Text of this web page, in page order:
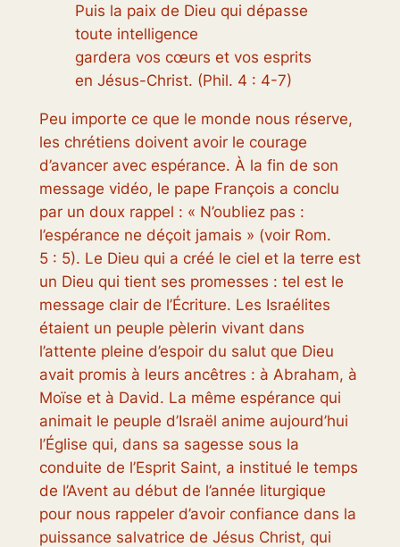
Puis la paix de Dieu qui dépasse
toute intelligence
gardera vos cœurs et vos esprits
en Jésus-Christ. (Phil. 4 : 4-7)
Peu importe ce que le monde nous réserve,
les chrétiens doivent avoir le courage
d’avancer avec espérance. À la fin de son
message vidéo, le pape François a conclu
par un doux rappel : « N’oubliez pas :
l’espérance ne déçoit jamais » (voir Rom.
5 : 5). Le Dieu qui a créé le ciel et la terre est
un Dieu qui tient ses promesses : tel est le
message clair de l’Écriture. Les Israélites
étaient un peuple pèlerin vivant dans
l’attente pleine d’espoir du salut que Dieu
avait promis à leurs ancêtres : à Abraham, à
Moïse et à David. La même espérance qui
animait le peuple d’Israël anime aujourd’hui
l’Église qui, dans sa sagesse sous la
conduite de l’Esprit Saint, a institué le temps
de l’Avent au début de l’année liturgique
pour nous rappeler d’avoir confiance dans la
puissance salvatrice de Jésus Christ, qui